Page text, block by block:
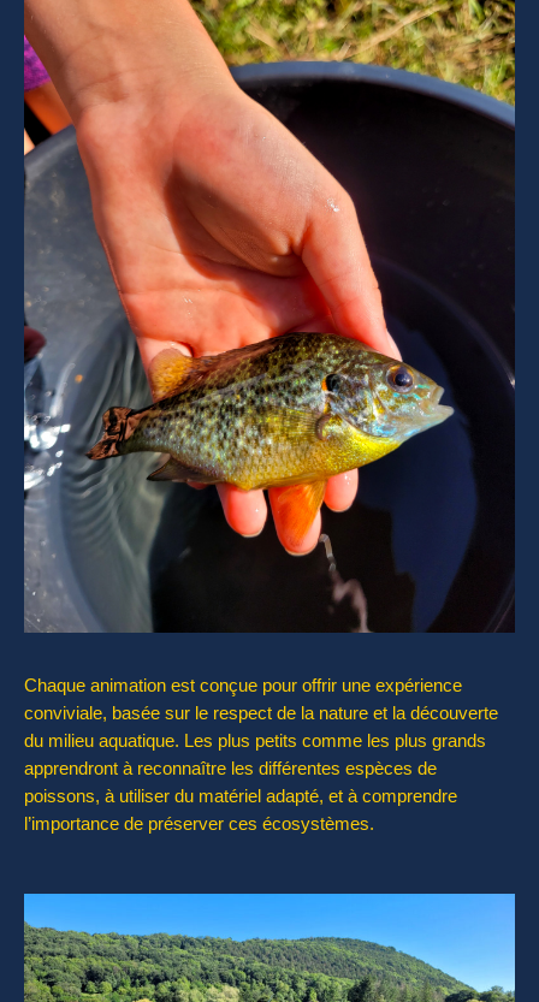
Chaque animation est conçue pour offrir une expérience
conviviale, basée sur le respect de la nature et la découverte
du milieu aquatique. Les plus petits comme les plus grands
apprendront à reconnaître les différentes espèces de
poissons, à utiliser du matériel adapté, et à comprendre
l’importance de préserver ces écosystèmes.